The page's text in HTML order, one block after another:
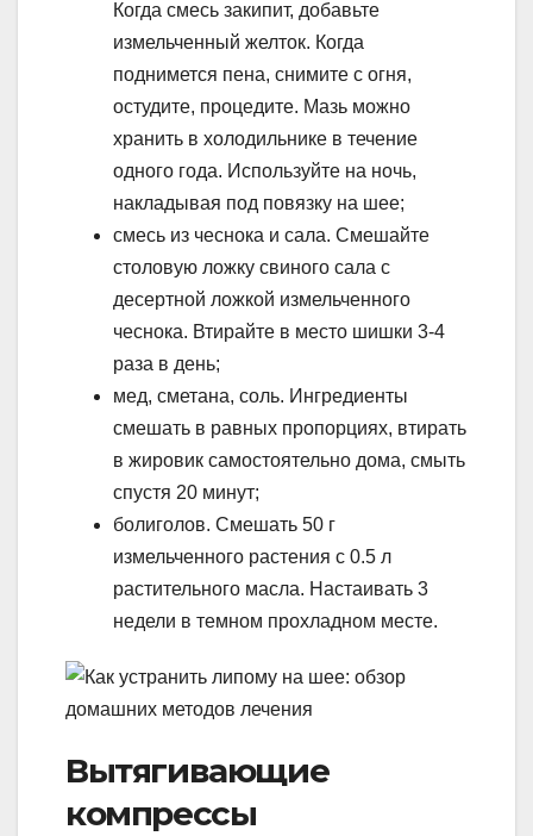
Когда смесь закипит, добавьте
измельченный желток. Когда
поднимется пена, снимите с огня,
остудите, процедите. Мазь можно
хранить в холодильнике в течение
одного года. Используйте на ночь,
накладывая под повязку на шее;
смесь из чеснока и сала. Смешайте
столовую ложку свиного сала с
десертной ложкой измельченного
чеснока. Втирайте в место шишки 3-4
раза в день;
мед, сметана, соль. Ингредиенты
смешать в равных пропорциях, втирать
в жировик самостоятельно дома, смыть
спустя 20 минут;
болиголов. Смешать 50 г
измельченного растения с 0.5 л
растительного масла. Настаивать 3
недели в темном прохладном месте.
Вытягивающие
компрессы